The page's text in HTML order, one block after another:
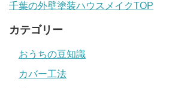
千葉の外壁塗装ハウスメイクTOP
カテゴリー
おうちの豆知識
カバー工法